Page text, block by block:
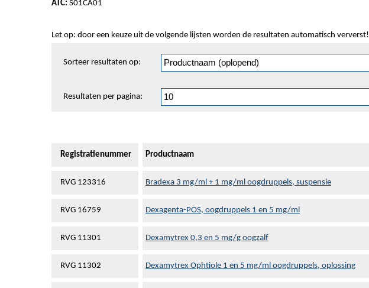
ATC: S01CA01
Let op: door een keuze uit de volgende lijsten worden de resultaten automatisch ververst!
en
Sorteer resultaten op:
Resultaten per pagina:
Registratienummer Productnaam
RVG 123316 Bradexa 3 mg/ml + 1 mg/ml oogdruppels, suspensie
RVG 16759 Dexagenta-POS, oogdruppels 1 en 5 mg/ml
RVG 11301 Dexamytrex 0,3 en 5 mg/g oogzalf
RVG 11302 Dexamytrex Ophtiole 1 en 5 mg/ml oogdruppels, oplossing